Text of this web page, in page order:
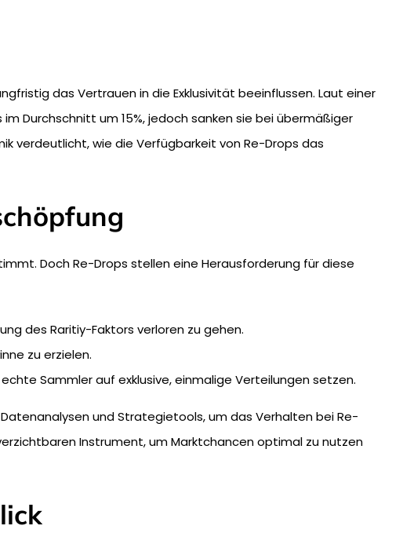
das Vertrauen in die Exklusivität beeinflussen. Laut einer
Durchschnitt um 15%, jedoch sanken sie bei übermäßiger
verdeutlicht, wie die Verfügbarkeit von Re-Drops das
Doch Re-Drops stellen eine Herausforderung für diese
des Raritiy-Faktors verloren zu gehen.
zu erzielen.
Sammler auf exklusive, einmalige Verteilungen setzen.
und Strategietools, um das Verhalten bei Re-
Instrument, um Marktchancen optimal zu nutzen